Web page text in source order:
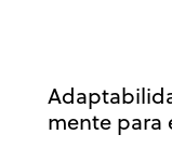
mente para